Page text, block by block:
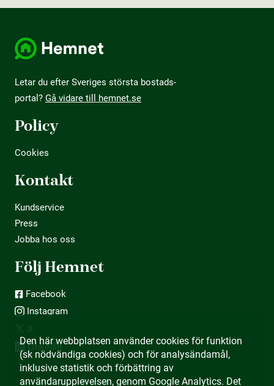
Letar du efter Sveriges största bostads­
portal? Gå vidare till hemnet.se
Policy
Cookies
Kontakt
Kundservice
Press
Jobba hos oss
Följ Hemnet
Facebook
Instagram
X
LinkedIn
Den här webbplatsen använder cookies för funktion
(sk nödvändiga cookies) och för analysändamål,
inklusive statistik och förbättring av
användarupplevelsen, genom Google Analytics. Det